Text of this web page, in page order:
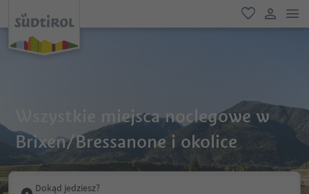
ulubione
link
Wszystkie miejsca noclegowe w
Brixen/Bressanone i okolice
Dokąd jedziesz?